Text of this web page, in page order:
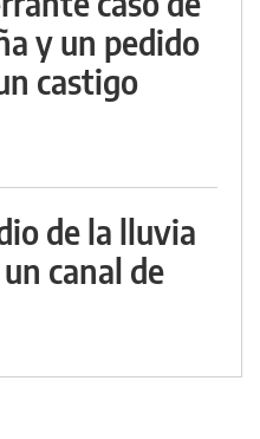
y un pedido
castigo
de la lluvia
canal de